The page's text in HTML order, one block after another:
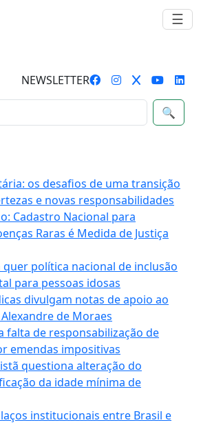
☰
NEWSLETTER
🔍
os desafios de uma transição
e novas responsabilidades
Cadastro Nacional para
Raras é Medida de Justiça
política nacional de inclusão
para pessoas idosas
divulgam notas de apoio ao
de Moraes
falta de responsabilização de
emendas impositivas
questiona alteração do
da idade mínima de
institucionais entre Brasil e